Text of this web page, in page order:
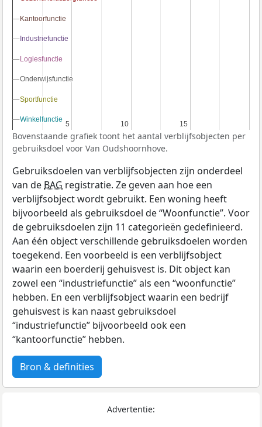
5
5 10
10 15
15
Kantoorfunctie
Kantoorfunctie
Industriefunctie
Industriefunctie
Logiesfunctie
Logiesfunctie
Onderwijsfunctie
Onderwijsfunctie
Sportfunctie
Sportfunctie
Winkelfunctie
Winkelfunctie
Bovenstaande grafiek toont het aantal verblijfsobjecten per
gebruiksdoel voor Van Oudshoornhove.
Gebruiksdoelen van verblijfsobjecten zijn onderdeel
van de BAG registratie. Ze geven aan hoe een
verblijfsobject wordt gebruikt. Een woning heeft
bijvoorbeeld als gebruiksdoel de “Woonfunctie”. Voor
de gebruiksdoelen zijn 11 categorieën gedefinieerd.
Aan één object verschillende gebruiksdoelen worden
toegekend. Een voorbeeld is een verblijfsobject
waarin een boerderij gehuisvest is. Dit object kan
zowel een “industriefunctie” als een “woonfunctie”
hebben. En een verblijfsobject waarin een bedrijf
gehuisvest is kan naast gebruiksdoel
“industriefunctie” bijvoorbeeld ook een
“kantoorfunctie” hebben.
Bron & definities
Advertentie: